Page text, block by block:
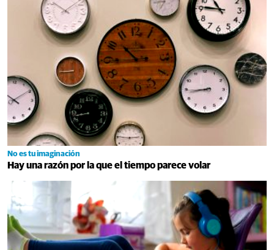
No es tu imaginación
Hay una razón por la que el tiempo parece volar